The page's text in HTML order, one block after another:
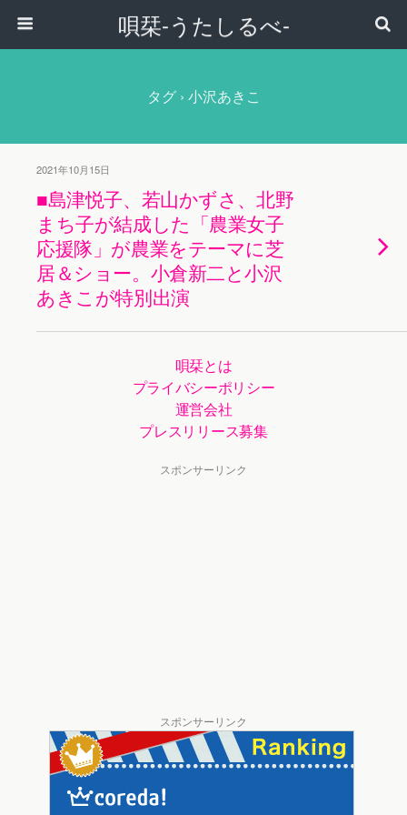
唄栞-うたしるべ-
タグ › 小沢あきこ
2021年10月15日
■島津悦子、若山かずさ、北野
まち子が結成した「農業女子
応援隊」が農業をテーマに芝
居＆ショー。小倉新二と小沢
あきこが特別出演
唄栞とは
プライバシーポリシー
運営会社
プレスリリース募集
スポンサーリンク
スポンサーリンク